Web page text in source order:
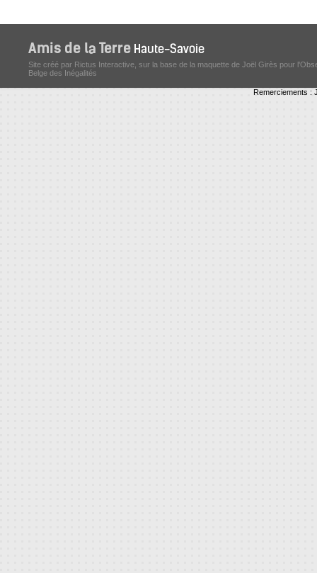
Site créé par Rictus Interactive, sur la base de la maquette de Joël Girès pour
Belge des Inégalités
Remerciements :